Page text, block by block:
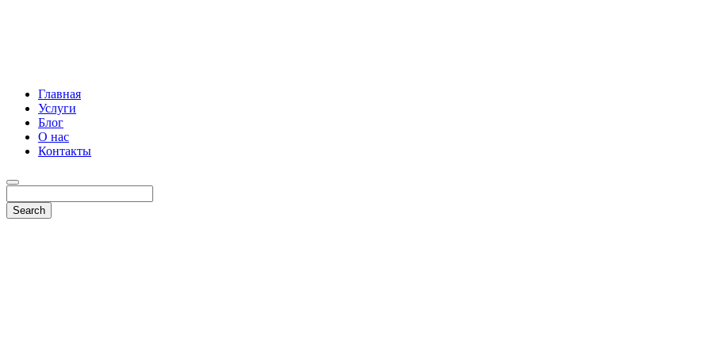
Главная
Услуги
Блог
О нас
Контакты